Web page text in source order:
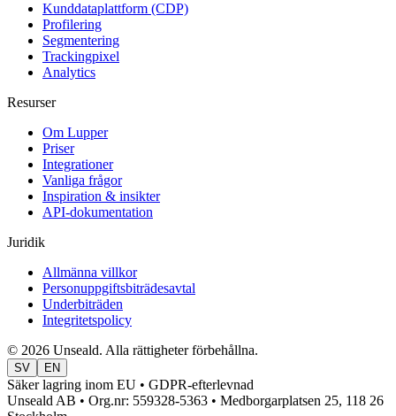
Kunddataplattform (CDP)
Profilering
Segmentering
Trackingpixel
Analytics
Resurser
Om Lupper
Priser
Integrationer
Vanliga frågor
Inspiration & insikter
API-dokumentation
Juridik
Allmänna villkor
Personuppgiftsbiträdesavtal
Underbiträden
Integritetspolicy
© 2026 Unseald. Alla rättigheter förbehållna.
SV EN
Säker lagring inom EU • GDPR-efterlevnad
Unseald AB • Org.nr: 559328-5363 • Medborgarplatsen 25, 118 26